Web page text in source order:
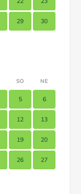
29 30
SO NE
5 6
12 13
19 20
26 27